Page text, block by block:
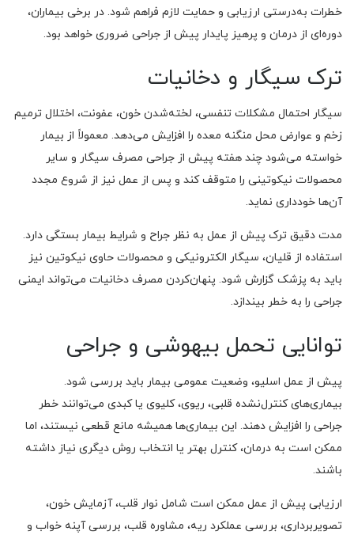
خطرات به‌درستی ارزیابی و حمایت لازم فراهم شود. در برخی بیماران،
دوره‌ای از درمان و پرهیز پایدار پیش از جراحی ضروری خواهد بود.
ترک سیگار و دخانیات
سیگار احتمال مشکلات تنفسی، لخته‌شدن خون، عفونت، اختلال ترمیم
زخم و عوارض محل منگنه معده را افزایش می‌دهد. معمولاً از بیمار
خواسته می‌شود چند هفته پیش از جراحی مصرف سیگار و سایر
محصولات نیکوتینی را متوقف کند و پس از عمل نیز از شروع مجدد
آن‌ها خودداری نماید.
مدت دقیق ترک پیش از عمل به نظر جراح و شرایط بیمار بستگی دارد.
استفاده از قلیان، سیگار الکترونیکی و محصولات حاوی نیکوتین نیز
باید به پزشک گزارش شود. پنهان‌کردن مصرف دخانیات می‌تواند ایمنی
جراحی را به خطر بیندازد.
توانایی تحمل بیهوشی و جراحی
پیش از عمل اسلیو، وضعیت عمومی بیمار باید بررسی شود.
بیماری‌های کنترل‌نشده قلبی، ریوی، کلیوی یا کبدی می‌توانند خطر
جراحی را افزایش دهند. این بیماری‌ها همیشه مانع قطعی نیستند، اما
ممکن است به درمان، کنترل بهتر یا انتخاب روش دیگری نیاز داشته
باشند.
ارزیابی پیش از عمل ممکن است شامل نوار قلب، آزمایش خون،
تصویربرداری، بررسی عملکرد ریه، مشاوره قلب، بررسی آپنه خواب و